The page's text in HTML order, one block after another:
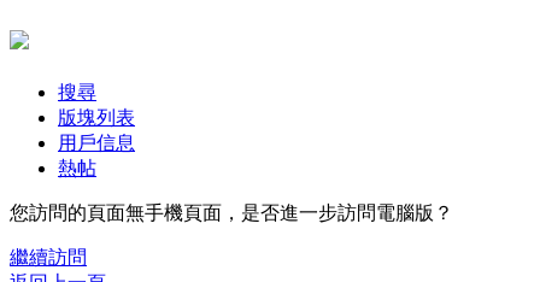
搜尋
版塊列表
用戶信息
熱帖
您訪問的頁面無手機頁面，是否進一步訪問電腦版？
繼續訪問